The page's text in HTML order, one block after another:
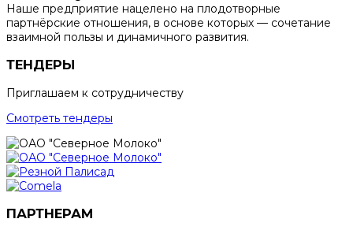
Наше предприятие нацелено на плодотворные
партнёрские отношения, в основе которых — сочетание
взаимной пользы и динамичного развития.
ТЕНДЕРЫ
Приглашаем к сотрудничеству
Смотреть тендеры
ПАРТНЕРАМ